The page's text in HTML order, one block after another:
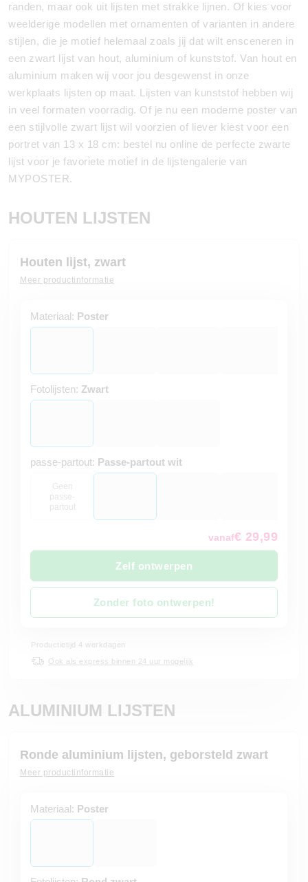
randen, maar ook uit lijsten met strakke lijnen. Of kies voor
weelderige modellen met ornamenten of varianten in andere
stijlen, die je motief helemaal zoals jij dat wilt ensceneren in
een zwart lijst van hout, aluminium of kunststof. Van hout en
aluminium maken wij voor jou desgewenst in onze
werkplaats lijsten op maat. Lijsten van kunststof hebben wij
in veel formaten voorradig. Of je nu een moderne poster van
een stijlvolle zwart lijst wil voorzien of liever kiest voor een
portret van 13 x 18 cm: bestel nu online de perfecte zwarte
lijst voor je favoriete motief in de lijstengalerie van
MYPOSTER.
HOUTEN LIJSTEN
Houten lijst, zwart
Meer productinformatie
Materiaal: Poster
Fotolijsten: Zwart
passe-partout: Passe-partout wit
Geen
passe-
partout
vanaf€ 29,99
Zelf ontwerpen
Zonder foto ontwerpen!
Productietijd 4 werkdagen
Ook als express binnen 24 uur mogelijk
ALUMINIUM LIJSTEN
Ronde aluminium lijsten, geborsteld zwart
Meer productinformatie
Materiaal: Poster